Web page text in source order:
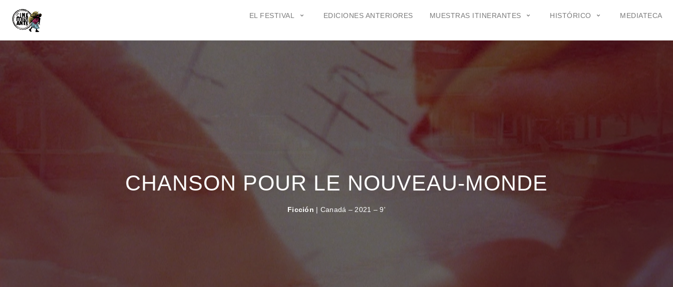
EL FESTIVAL EDICIONES ANTERIORES MUESTRAS ITINERANTES HISTÓRICO MEDIATECA
CHANSON POUR LE NOUVEAU-MONDE
Ficción | Canadá – 2021 – 9'